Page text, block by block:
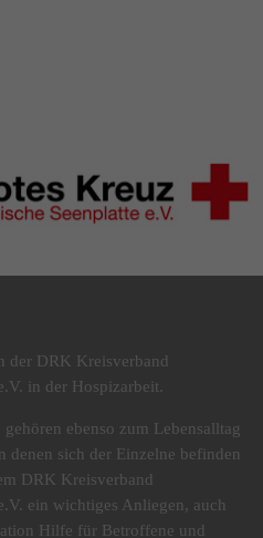
der DRK Kreisverband
in der Hospizarbeit.
ebenso zum Lebensalltag
denen sich der Einzelne befinden
DRK Kreisverband
ein wichtiges Anliegen, auch
Hilfe für Betroffene und